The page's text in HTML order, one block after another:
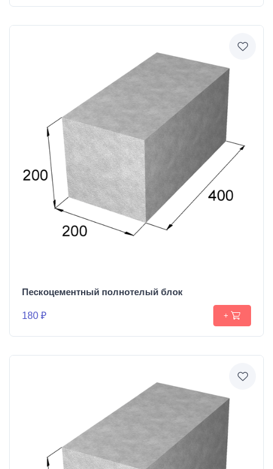
Пескоцементный полнотелый блок
180 ₽ +